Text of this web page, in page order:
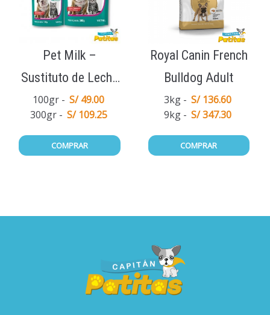
Pet Milk –
Sustituto de Leche
Materna
100gr
S/ 49.00
300gr
S/ 109.25
COMPRAR
Royal Canin French
Bulldog Adult
3kg
S/ 136.60
9kg
S/ 347.30
COMPRAR